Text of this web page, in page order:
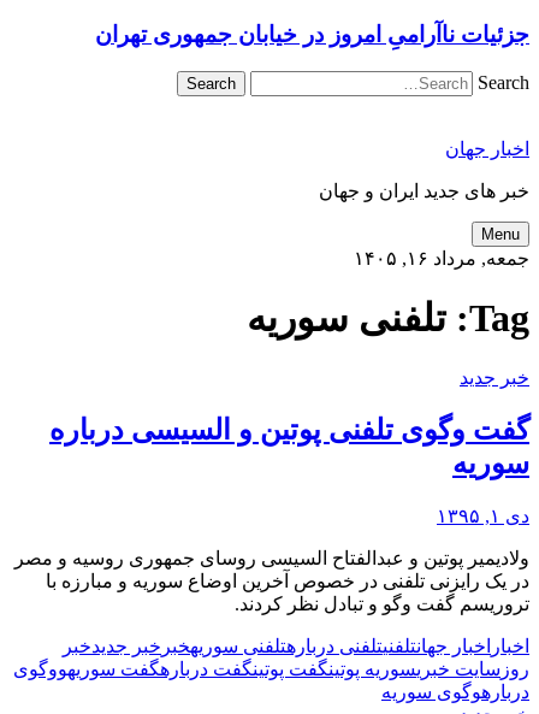
جزئیات ناآرامیِ امروز در خیابان جمهوری تهران
Search
اخبار جهان
خبر های جدید ایران و جهان
Menu
جمعه, مرداد ۱۶, ۱۴۰۵
Tag: تلفنی سوریه
خبر جدید
گفت وگوی تلفنی پوتین و السیسی درباره
سوریه
دی ۱, ۱۳۹۵
ولادیمیر پوتین و عبدالفتاح السیسی روسای جمهوری روسیه و مصر
در یک رایزنی تلفنی در خصوص آخرین اوضاع سوریه و مبارزه با
تروریسم گفت وگو و تبادل نظر کردند.
اخبار اخبار جهانتلفنیتلفنی دربارهتلفنی سوریهخبر خبر جدیدخبر
روز سایت خبریسوریه پوتینگفت پوتینگفت دربارهگفت سوریهووگوی
دربارهوگوی سوریه